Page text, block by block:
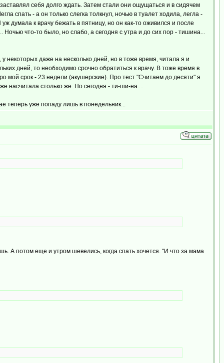
себя долго ждать. Затем стали они ощущаться и в сидячем
спать - а он только слегка толкнул, ночью в туалет ходила, легла -
думала к врачу бежать в пятницу, но он как-то оживился и после
что-то было, но слабо, а сегодня с утра и до сих пор - тишина...
некоторых даже на несколько дней, но в тоже время, читала я и
дней, то необходимо срочно обратиться к врачу. В тоже время в
мой срок - 23 недели (акушерские). Про тест "Считаем до десяти" я
насчитала столько же. Но сегодня - ти-ши-на....
теперь уже попаду лишь в понедельник...
А потом еще и утром шевелись, когда спать хочется. "И что за мама